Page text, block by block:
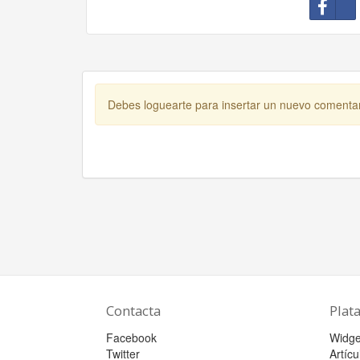
Debes loguearte para insertar un nuevo
Contacta
Facebook
Twitter